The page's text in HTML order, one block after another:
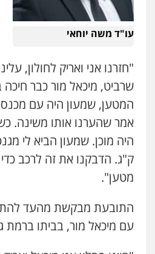
עו"ד משה יוחאי
"חזרנו אני ואריק לחולון,
שרביט, מיכאל מור כבר
המטען, שמעון היה עם
אמר שהערנו אותו משינה.
ק"ג. הדבקנו את זה לרכב
מטען".
התובעת מבקשת מהעד
עם מיכאל מור, בביתו ברמת